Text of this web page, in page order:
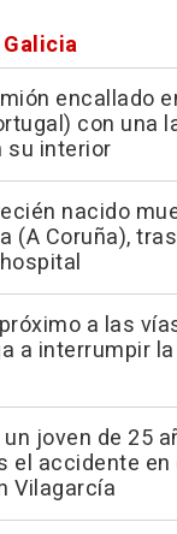
encallado
con una
su interior
nacido
(A Coruña),
a las
a interrumpir
joven de 25
el accidente en
Vilagarcía